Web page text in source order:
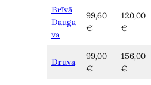
Brīvā
Dauga
va
99,60
€
120,00
€
Druva
99,00
€
156,00
€